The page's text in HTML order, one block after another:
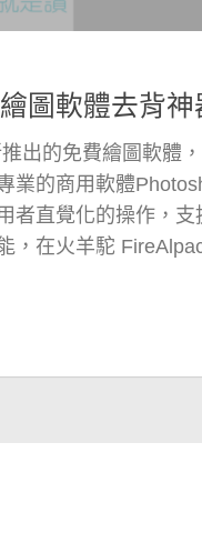
圖軟體去背神
出的免費繪圖軟體
業的商用軟體
者直覺化的操作，支
，在火羊駝